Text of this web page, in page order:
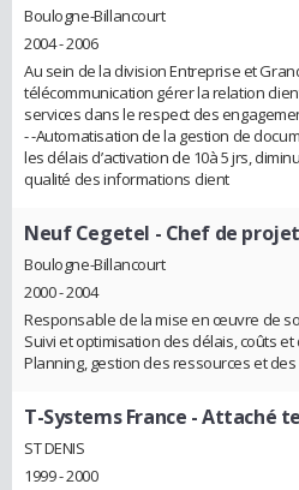
Boulogne-Billancourt
2004 - 2006
Au sein de la division Entreprise et
télécommunication gérer la relation
services dans le respect des
- -Automatisation de la gestion de
les délais d’activation de 10à 5 jrs,
qualité des informations client
Neuf Cegetel - Chef de
Boulogne-Billancourt
2000 - 2004
Responsable de la mise en œuvre de
Suivi et optimisation des délais, coûts
Planning, gestion des ressources et
T-Systems France - Attaché
ST DENIS
1999 - 2000